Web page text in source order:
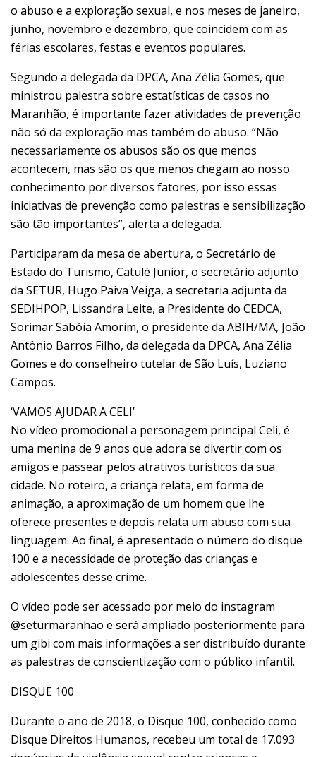
o abuso e a exploração sexual, e nos meses de janeiro,
junho, novembro e dezembro, que coincidem com as
férias escolares, festas e eventos populares.
Segundo a delegada da DPCA, Ana Zélia Gomes, que
ministrou palestra sobre estatísticas de casos no
Maranhão, é importante fazer atividades de prevenção
não só da exploração mas também do abuso. “Não
necessariamente os abusos são os que menos
acontecem, mas são os que menos chegam ao nosso
conhecimento por diversos fatores, por isso essas
iniciativas de prevenção como palestras e sensibilização
são tão importantes”, alerta a delegada.
Participaram da mesa de abertura, o Secretário de
Estado do Turismo, Catulé Junior, o secretário adjunto
da SETUR, Hugo Paiva Veiga, a secretaria adjunta da
SEDIHPOP, Lissandra Leite, a Presidente do CEDCA,
Sorimar Sabóia Amorim, o presidente da ABIH/MA, João
Antônio Barros Filho, da delegada da DPCA, Ana Zélia
Gomes e do conselheiro tutelar de São Luís, Luziano
Campos.
‘VAMOS AJUDAR A CELI’
No vídeo promocional a personagem principal Celi, é
uma menina de 9 anos que adora se divertir com os
amigos e passear pelos atrativos turísticos da sua
cidade. No roteiro, a criança relata, em forma de
animação, a aproximação de um homem que lhe
oferece presentes e depois relata um abuso com sua
linguagem. Ao final, é apresentado o número do disque
100 e a necessidade de proteção das crianças e
adolescentes desse crime.
O vídeo pode ser acessado por meio do instagram
@seturmaranhao e será ampliado posteriormente para
um gibi com mais informações a ser distribuído durante
as palestras de conscientização com o público infantil.
DISQUE 100
Durante o ano de 2018, o Disque 100, conhecido como
Disque Direitos Humanos, recebeu um total de 17.093